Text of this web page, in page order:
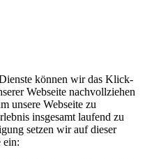
können wir das Klick-
Webseite nachvollziehen
unsere Webseite zu
insgesamt laufend zu
setzen wir auf dieser
ein: